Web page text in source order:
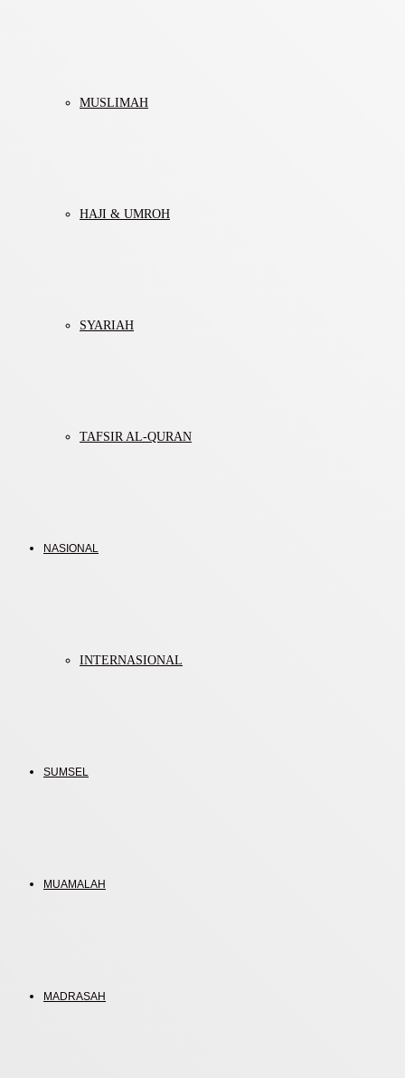
MUSLIMAH
HAJI & UMROH
SYARIAH
TAFSIR AL-QURAN
NASIONAL
INTERNASIONAL
SUMSEL
MUAMALAH
MADRASAH